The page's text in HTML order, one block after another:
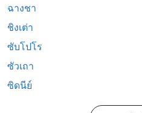
ฉางชา
ชิงเต่า
ซับโปโร
ซัวเถา
ซิดนีย์